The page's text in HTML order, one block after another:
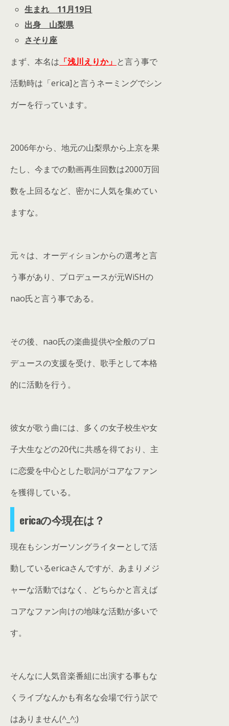
生まれ 11月19日
出身 山梨県
さそり座
まず、本名は 「浅川えりか」 と言う事で
活動時は「erica]と言うネーミングでシン
ガーを行っています。
2006年から、地元の山梨県から上京を果
たし、今までの動画再生回数は2000万回
数を上回るなど、密かに人気を集めてい
ますな。
元々は、オーディションからの選考と言
う事があり、プロデュースが元WiSHの
nao氏と言う事である。
その後、nao氏の楽曲提供や全般のプロ
デュースの支援を受け、歌手として本格
的に活動を行う。
彼女が歌う曲には、多くの女子校生や女
子大生などの20代に共感を得ており、主
に恋愛を中心とした歌詞がコアなファン
を獲得している。
ericaの今現在は？
現在もシンガーソングライターとして活
動しているericaさんですが、あまりメジ
ャーな活動ではなく、どちらかと言えば
コアなファン向けの地味な活動が多いで
す。
そんなに人気音楽番組に出演する事もな
くライブなんかも有名な会場で行う訳で
はありません(^_^;)